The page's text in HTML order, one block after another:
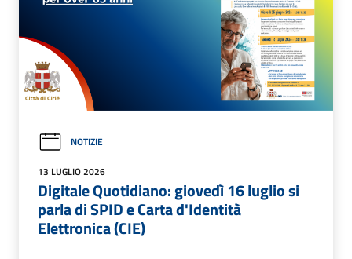
NOTIZIE
13 LUGLIO 2026
Digitale Quotidiano: giovedì 16 luglio si
parla di SPID e Carta d'Identità
Elettronica (CIE)